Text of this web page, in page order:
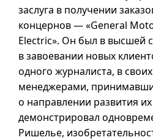
заслуга в получении
концернов — «General
Electric». Он был в высшей
в завоевании новых
одного журналиста, в
менеджерами,
о направлении развития
демонстрировал
Ришелье,